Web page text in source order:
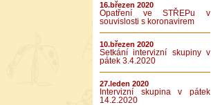
16.březen 2020
Opatření ve STŘEPu v
souvislosti s koronavirem
10.březen 2020
Setkání intervizní skupiny v
pátek 3.4.2020
27.leden 2020
Intervizní skupina v pátek
14.2.2020